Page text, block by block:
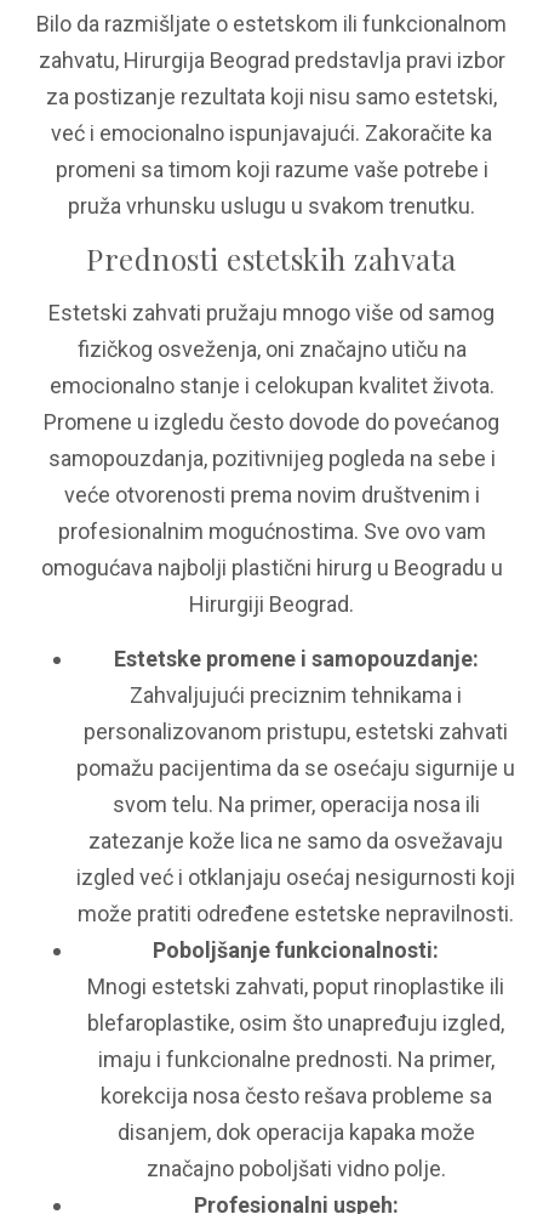
Bilo da razmišljate o estetskom ili funkcionalnom
zahvatu, Hirurgija Beograd predstavlja pravi izbor
za postizanje rezultata koji nisu samo estetski,
već i emocionalno ispunjavajući. Zakoračite ka
promeni sa timom koji razume vaše potrebe i
pruža vrhunsku uslugu u svakom trenutku.
Prednosti estetskih zahvata
Estetski zahvati pružaju mnogo više od samog
fizičkog osveženja, oni značajno utiču na
emocionalno stanje i celokupan kvalitet života.
Promene u izgledu često dovode do povećanog
samopouzdanja, pozitivnijeg pogleda na sebe i
veće otvorenosti prema novim društvenim i
profesionalnim mogućnostima. Sve ovo vam
omogućava najbolji plastični hirurg u Beogradu u
Hirurgiji Beograd.
Estetske promene i samopouzdanje:
Zahvaljujući preciznim tehnikama i
personalizovanom pristupu, estetski zahvati
pomažu pacijentima da se osećaju sigurnije u
svom telu. Na primer, operacija nosa ili
zatezanje kože lica ne samo da osvežavaju
izgled već i otklanjaju osećaj nesigurnosti koji
može pratiti određene estetske nepravilnosti.
Poboljšanje funkcionalnosti:
Mnogi estetski zahvati, poput rinoplastike ili
blefaroplastike, osim što unapređuju izgled,
imaju i funkcionalne prednosti. Na primer,
korekcija nosa često rešava probleme sa
disanjem, dok operacija kapaka može
značajno poboljšati vidno polje.
Profesionalni uspeh: